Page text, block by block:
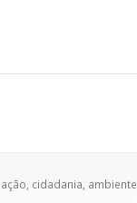
cidadania, ambiente